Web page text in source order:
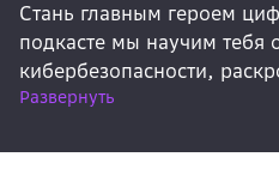
Стань главным героем
подкасте мы научим тебя
кибербезопасности,
паролей и сохраним твои
Развернуть